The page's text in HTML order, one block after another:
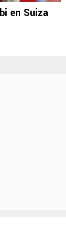
en Suiza